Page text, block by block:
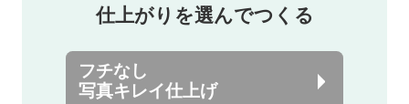
仕上がりを選んでつくる
フチなし
写真キレイ仕上げ